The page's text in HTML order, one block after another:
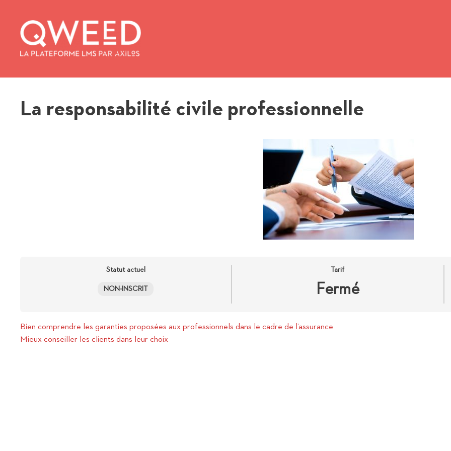
contenu
La responsabilité civile professionnelle
Statut actuel
NON-INSCRIT
Tarif
Fermé
Bien comprendre les garanties proposées aux professionnels dans le cadre de l’assurance
Mieux conseiller les clients dans leur choix